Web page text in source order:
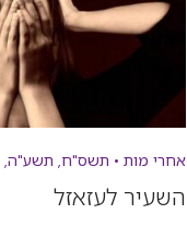
אחרי מות • תשס"ח, תשע"ה,
השעיר לעזאזל